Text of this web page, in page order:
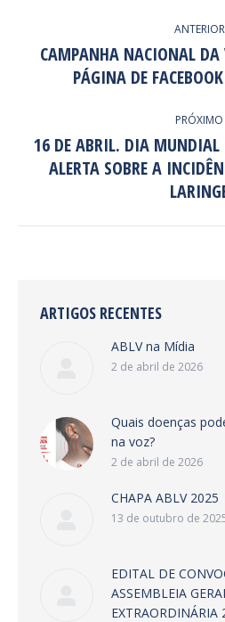
DE
POST:
ANTERIOR
CAMPANHA NACIONAL
PÁGINA DE
PRÓXIMO
16 DE ABRIL. DIA
ALERTA SOBRE A
ARTIGOS RECENTES
ABLV na Mídia
2 de abril de 2026
Quais doenças
na voz?
2 de abril de 2026
CHAPA ABLV 2025
13 de outubro de
EDITAL DE
ASSEMBLEIA
EXTRAORDINÁRIA